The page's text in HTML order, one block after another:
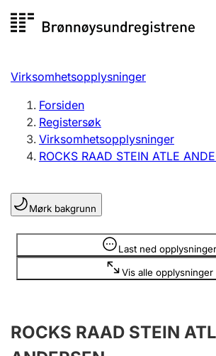
til
Registersøk
Aksjeselskap
Enkeltpersonforetak
Registrere, endre, slette
Lag og forening
Registrere, endre, slette
Årsregnskap
Virksomhetsopplysninger
Forsiden
Registersøk
Virksomhetsopplysninger
ROCKS RAAD STEIN ATLE
Mørk bakgrunn
Last ned opplysninger
Vis alle opplysninger
Opplysninger er skjult
ROCKS RAAD STEIN